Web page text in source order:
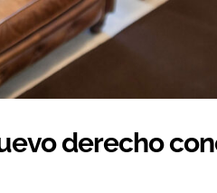
derecho